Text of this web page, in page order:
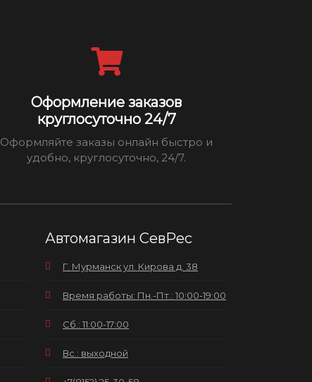
Оформление заказов
круглосуточно 24/7
Оформляйте заказы онлайн быстро и
удобно, круглосуточно, 24/7.
Автомагазин СевРес
Г. Мурманск ул. Кирова д. 38
Время работы: Пн.-Пт.: 10:00-19:00
Сб.: 11:00-17:00
Вс.: выходной